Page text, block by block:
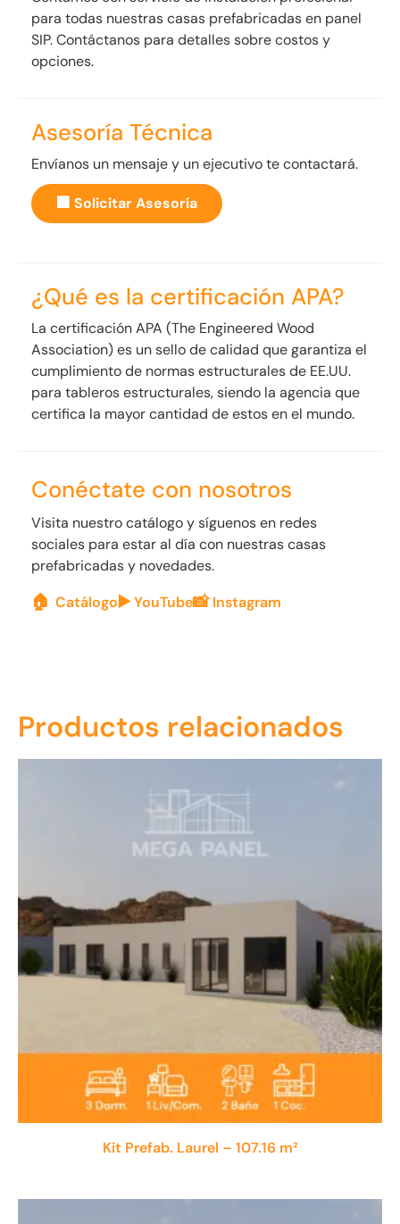
para todas nuestras casas prefabricadas en panel
SIP. Contáctanos para detalles sobre costos y
opciones.
Asesoría Técnica
Envíanos un mensaje y un ejecutivo te contactará.
🏢 Solicitar Asesoría
¿Qué es la certificación APA?
La certificación APA (The Engineered Wood
Association) es un sello de calidad que garantiza el
cumplimiento de normas estructurales de EE.UU.
para tableros estructurales, siendo la agencia que
certifica la mayor cantidad de estos en el mundo.
Conéctate con nosotros
Visita nuestro catálogo y síguenos en redes
sociales para estar al día con nuestras casas
prefabricadas y novedades.
🏠 Catálogo▶️YouTube📸 Instagram
Productos relacionados
Kit Prefab. Laurel – 107.16 m²